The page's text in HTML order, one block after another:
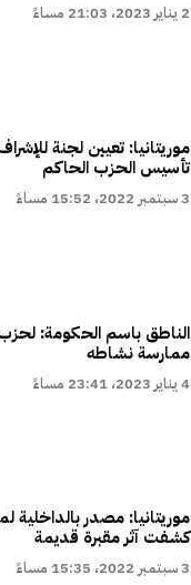
2 يناير 2023، 21:03 مساءً
موريتانيا: تعيين لجنة
تأسيس الحزب الحاكم
3 سبتمبر 2022، 15:52 مساءً
الناطق باسم الحكومة: لحزب
ممارسة نشاطه
4 يناير 2023، 23:41 مساءً
موريتانيا: مصدر بالداخلية
كشفت آثر مقبرة قديمة
3 سبتمبر 2022، 15:35 مساءً